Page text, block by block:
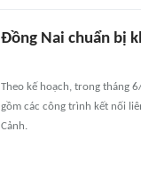
Đồng Nai chuẩn bị
Theo kế hoạch, trong tháng
gồm các công trình kết nối
Cảnh.